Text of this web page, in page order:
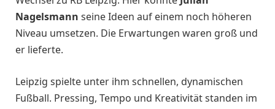
Nagelsmann seine Ideen auf einem noch höheren
Niveau umsetzen. Die Erwartungen waren groß und
er lieferte.
Leipzig spielte unter ihm schnellen, dynamischen
Fußball. Pressing, Tempo und Kreativität standen im